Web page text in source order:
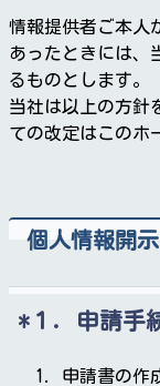
情報提供者ご本人
あったときには、
るものとします。
当社は以上の方針
ての改定はこのホ
個人情報開
１．申請手
申請書の作